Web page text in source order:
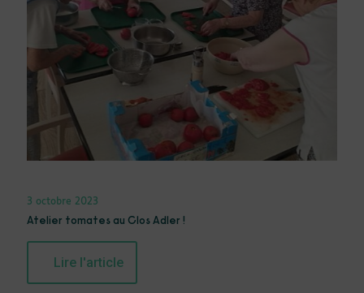
3 octobre 2023
Atelier tomates au Clos Adler !
Lire l'article